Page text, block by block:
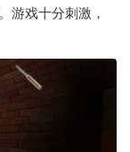
游戏十分刺激，